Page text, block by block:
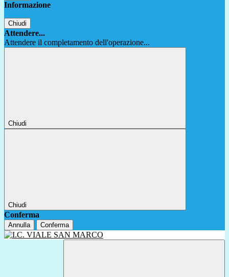
Informazione
Chiudi
Attendere...
Attendere il completamento dell'operazione...
Chiudi
Chiudi
Conferma
Annulla Conferma